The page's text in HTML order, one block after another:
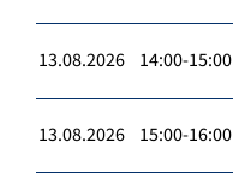
13.08.2026 14:00-15:00
13.08.2026 15:00-16:00